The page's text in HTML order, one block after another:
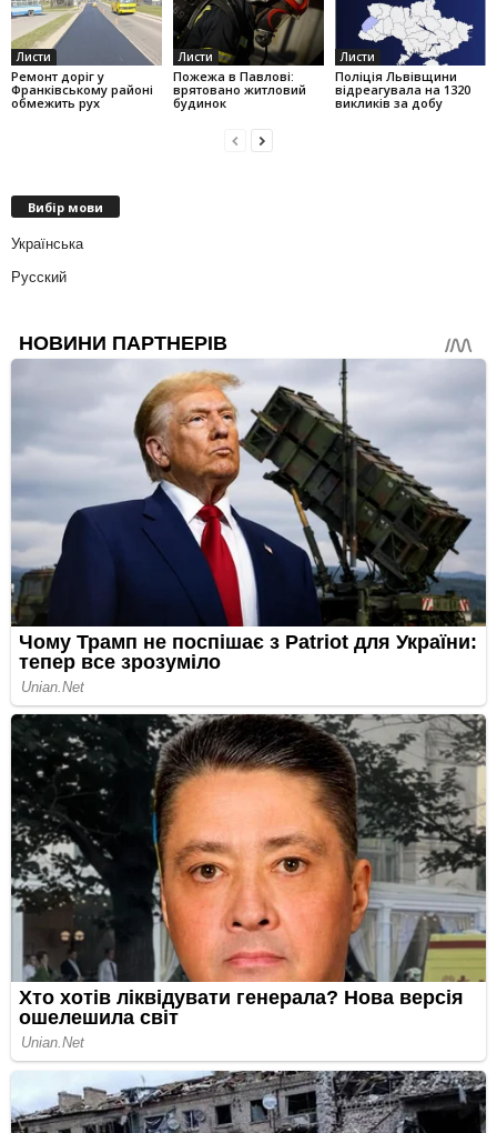
Листи
Ремонт доріг у
Франківському районі
обмежить рух
Листи
Пожежа в Павлові:
врятовано житловий
будинок
Листи
Поліція Львівщини
відреагувала на 1320
викликів за добу
Вибір мови
Українська
Русский